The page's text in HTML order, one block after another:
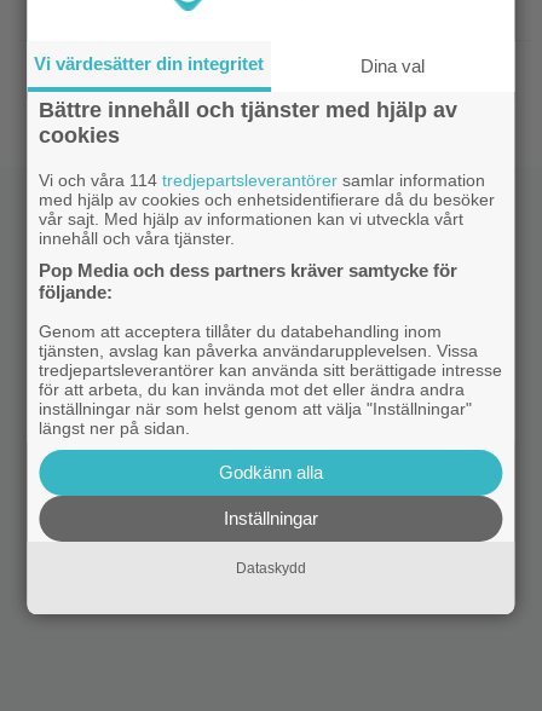
du inte behöver se ”The Odyssey” i IMAX
Klassiker|Glöm ”Nyckeln till frihet” – tidernas
bästa fängelsefilm är korad
Vi värdesätter din integritet Dina val
Bättre innehåll och tjänster med hjälp av
cookies
Vi och våra 114tredjepartsleverantörer samlar information
med hjälp av cookies och enhetsidentifierare då du besöker
vår sajt. Med hjälp av informationen kan vi utveckla vårt
innehåll och våra tjänster.
Pop Media och dess partners kräver samtycke för
följande:
Genom att acceptera tillåter du databehandling inom
tjänsten, avslag kan påverka användarupplevelsen. Vissa
tredjepartsleverantörer kan använda sitt berättigade intresse
för att arbeta, du kan invända mot det eller ändra andra
inställningar när som helst genom att välja "Inställningar"
längst ner på sidan.
Godkänn alla
Inställningar
Dataskydd